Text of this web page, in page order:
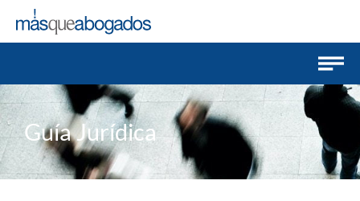
Guía Jurídica